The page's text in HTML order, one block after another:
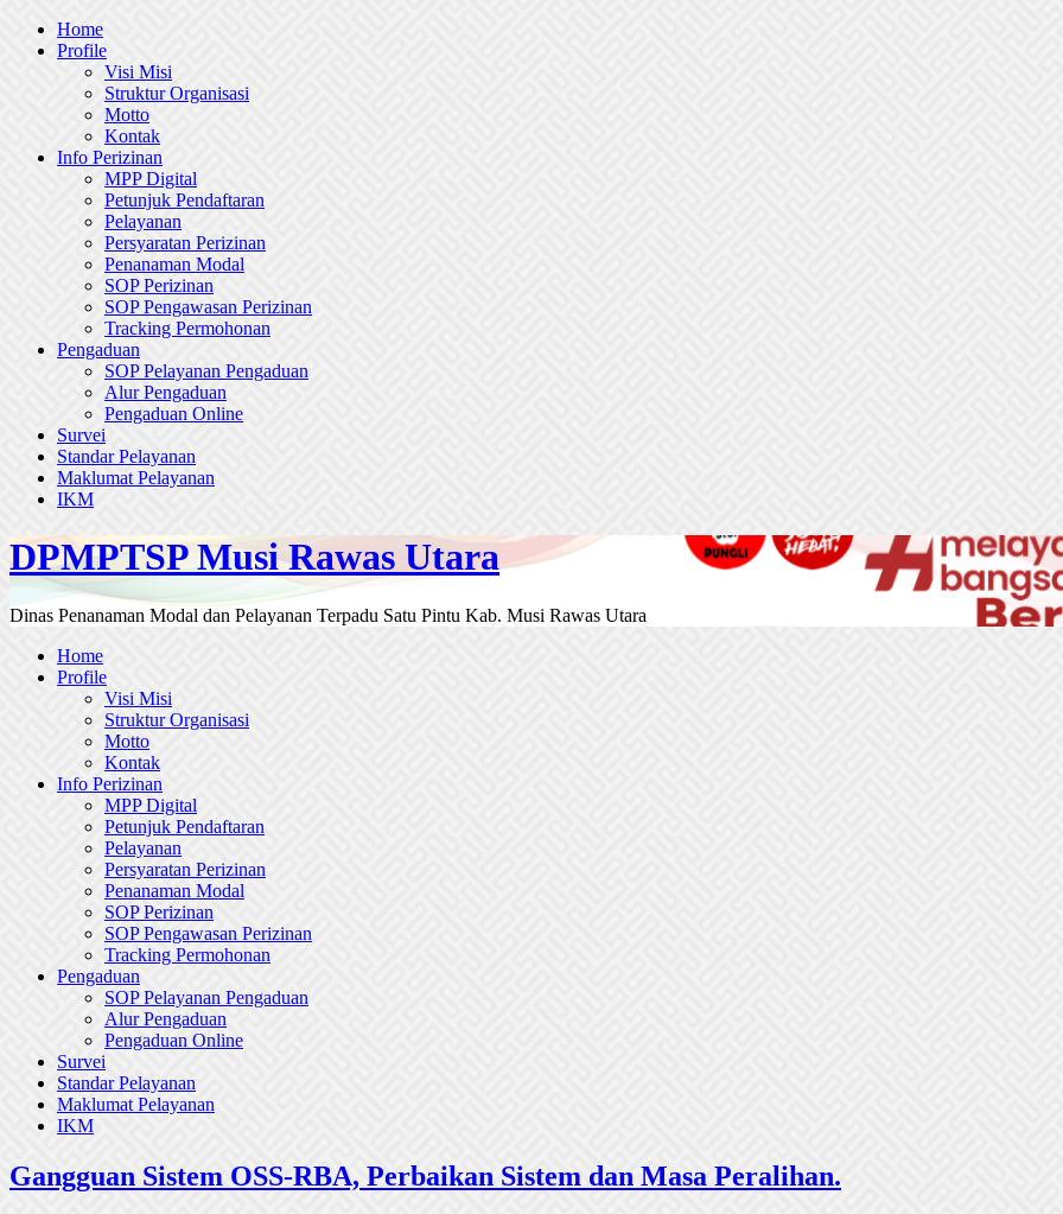
Skip
Home
Profile
Visi Misi
Struktur Organisasi
Motto
Kontak
Info Perizinan
MPP Digital
Petunjuk Pendaftaran
Pelayanan
Persyaratan Perizinan
Penanaman Modal
SOP Perizinan
SOP Pengawasan Perizinan
Tracking Permohonan
Pengaduan
SOP Pelayanan Pengaduan
Alur Pengaduan
Pengaduan Online
Survei
Standar Pelayanan
Maklumat Pelayanan
IKM
DPMPTSP Musi Rawas Utara
Dinas Penanaman Modal dan Pelayanan Terpadu Satu Pintu Kab. Musi Rawas Utara
Home
Profile
Visi Misi
Struktur Organisasi
Motto
Kontak
Info Perizinan
MPP Digital
Petunjuk Pendaftaran
Pelayanan
Persyaratan Perizinan
Penanaman Modal
SOP Perizinan
SOP Pengawasan Perizinan
Tracking Permohonan
Pengaduan
SOP Pelayanan Pengaduan
Alur Pengaduan
Pengaduan Online
Survei
Standar Pelayanan
Maklumat Pelayanan
IKM
Gangguan Sistem OSS-RBA, Perbaikan Sistem dan Masa Peralihan.